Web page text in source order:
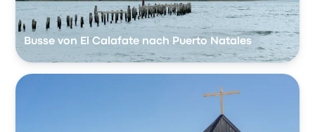
Busse von El Calafate nach Puerto Natales